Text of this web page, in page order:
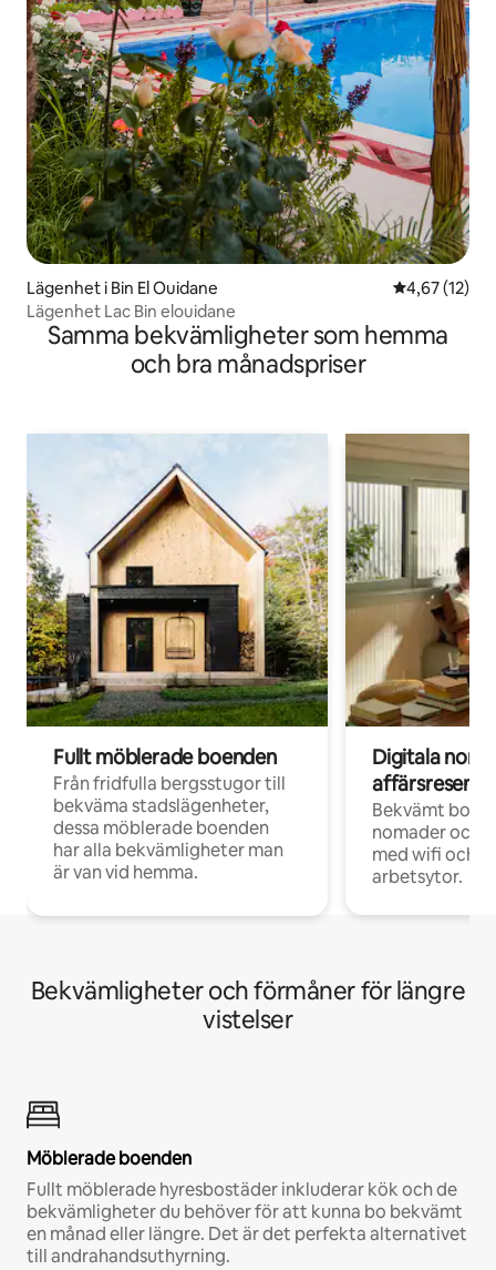
Lägenhet i Bin El Ouidane 4,67 av 5 i
4,67 (12)
Lägenhet Lac Bin elouidane
Samma bekvämligheter som hemma
och bra månadspriser
Fullt möblerade boenden
Från fridfulla bergsstugor till
bekväma stadslägenheter,
dessa möblerade boenden
har alla bekvämligheter man
är van vid hemma.
Digitala
Bekvämt
nomader och
med wifi och
arbetsytor.
Bekvämligheter och förmåner för längre
vistelser
Möblerade boenden
Fullt möblerade hyresbostäder inkluderar kök och de
bekvämligheter du behöver för att kunna bo bekvämt
en månad eller längre. Det är det perfekta alternativet
till andrahandsuthyrning.